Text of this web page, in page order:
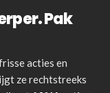
Pak
acties en
ze rechtstreeks